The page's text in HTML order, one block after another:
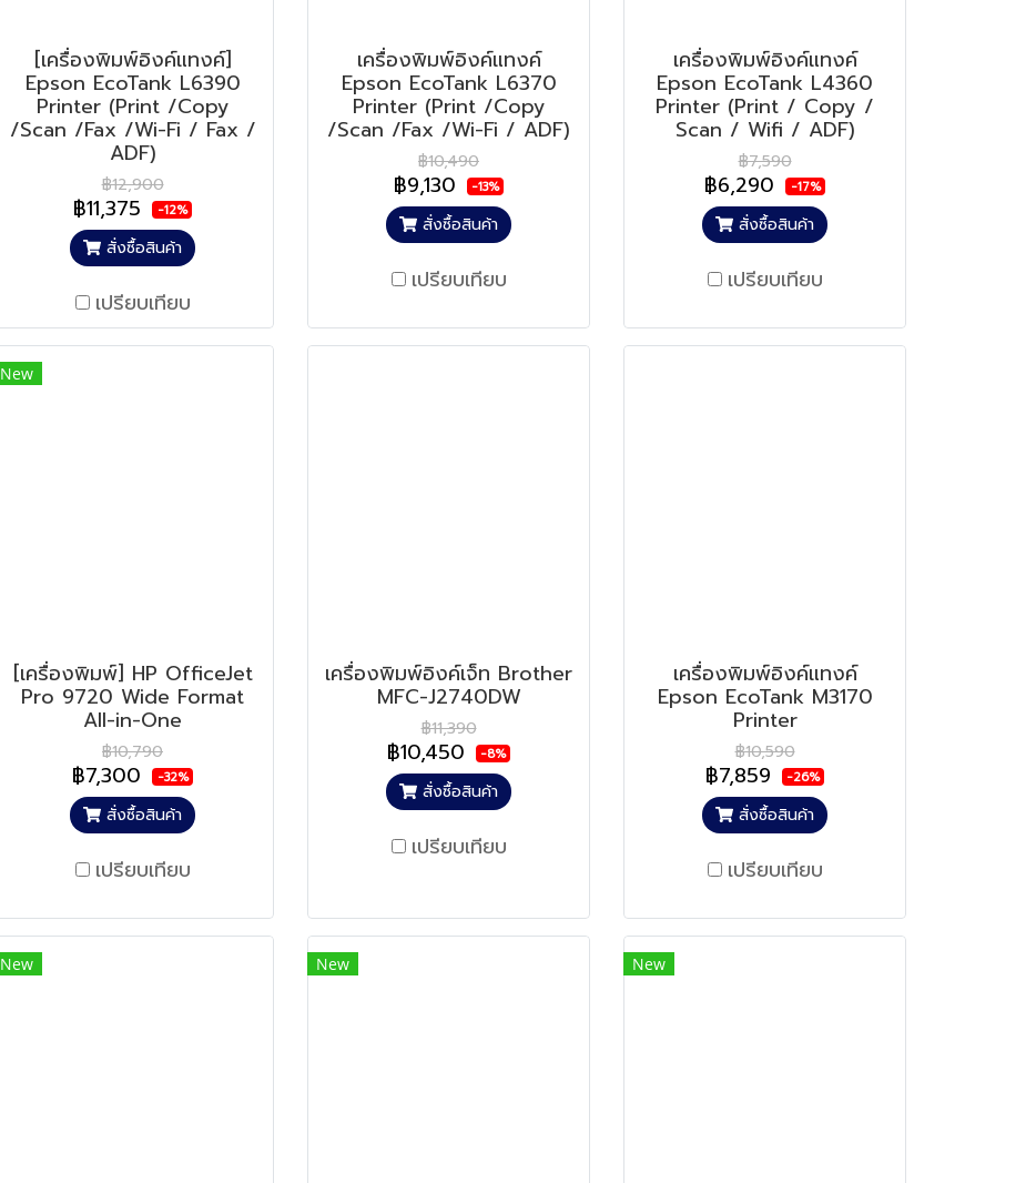
[เครื่องพิมพ์อิงค์แทงค์]
Epson EcoTank L6390
Printer (Print /Copy
/Scan /Fax /Wi-Fi / Fax /
ADF)
฿12,900
฿11,375 -12%
สั่งซื้อสินค้า
เปรียบเทียบ
เครื่องพิมพ์อิงค์แทงค์
Epson EcoTank L6370
Printer (Print /Copy
/Scan /Fax /Wi-Fi / ADF)
฿10,490
฿9,130 -13%
สั่งซื้อสินค้า
เปรียบเทียบ
เครื่องพิมพ์อิงค์แทงค์
Epson EcoTank L4360
Printer (Print / Copy /
Scan / Wifi / ADF)
฿7,590
฿6,290 -17%
สั่งซื้อสินค้า
เปรียบเทียบ
New
[เครื่องพิมพ์] HP OfficeJet
Pro 9720 Wide Format
All-in-One
฿10,790
฿7,300 -32%
สั่งซื้อสินค้า
เปรียบเทียบ
เครื่องพิมพ์อิงค์เจ็ท Brother
MFC-J2740DW
฿11,390
฿10,450 -8%
สั่งซื้อสินค้า
เปรียบเทียบ
เครื่องพิมพ์อิงค์แทงค์
Epson EcoTank M3170
Printer
฿10,590
฿7,859 -26%
สั่งซื้อสินค้า
เปรียบเทียบ
New New New